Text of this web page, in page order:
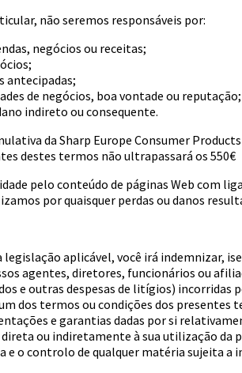
não seremos responsáveis por:
negócios ou receitas;
antecipadas;
de negócios, boa vontade ou
indireto ou consequente.
da Sharp Europe Consumer
destes termos não ultrapassará os 550€
pelo conteúdo de páginas Web com
por quaisquer perdas ou danos
aplicável, você irá indemnizar,
agentes, diretores, funcionários ou
e outras despesas de litígios)
dos termos ou condições dos presentes
e garantias dadas por si
ou indiretamente à sua utilização da
e o controlo de qualquer matéria sujeita